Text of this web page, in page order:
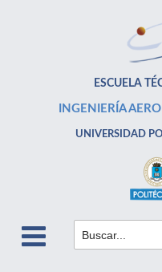
ESCUELA
INGENIERÍA
UNIVERSIDAD